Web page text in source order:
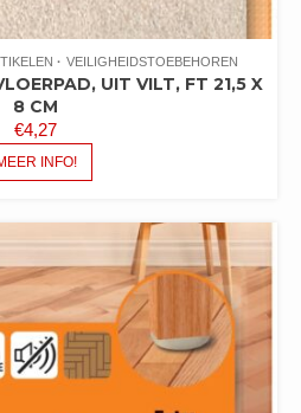
VEILIGHEIDSTOEBEHOREN
UIT VILT, FT 21,5 X
8 CM
€4,27
INFO!